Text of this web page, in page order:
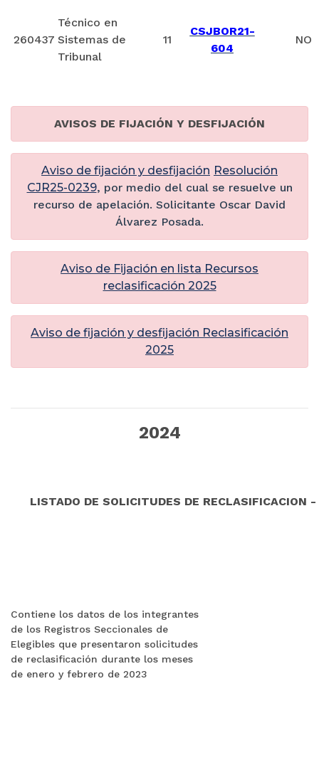
260437
Técnico en
Sistemas de
Tribunal
11
CSJBOR21-
604
NO
AVISOS DE FIJACIÓN Y DESFIJACIÓN
Aviso de fijación y desfijación Resolución
CJR25-0239, por medio del cual se resuelve un
recurso de apelación. Solicitante Oscar David
Álvarez Posada.
Aviso de Fijación en lista Recursos
reclasificación 2025
Aviso de fijación y desfijación Reclasificación
2025
2024
LISTADO DE SOLICITUDES DE
Contiene los datos de los integrantes
de los Registros Seccionales de
Elegibles que presentaron solicitudes
de reclasificación durante los meses
de enero y febrero de 2023